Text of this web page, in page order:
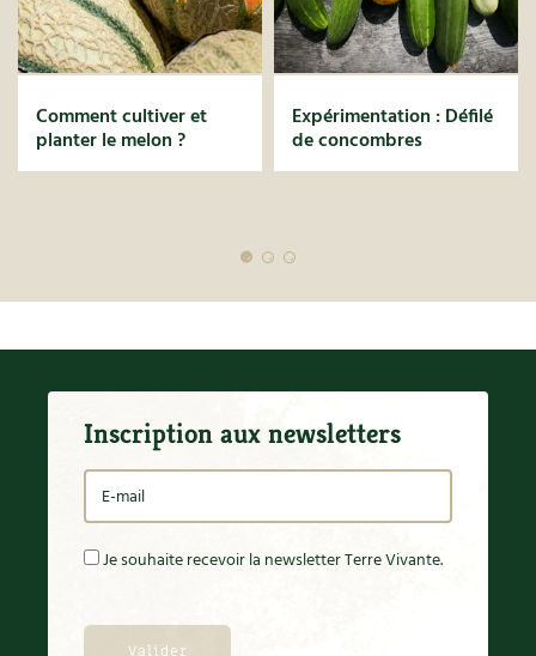
Comment cultiver et
planter le melon ?
Expérimentation : Déﬁlé
de concombres
Inscription aux newsletters
Je souhaite recevoir la newsletter Terre Vivante.